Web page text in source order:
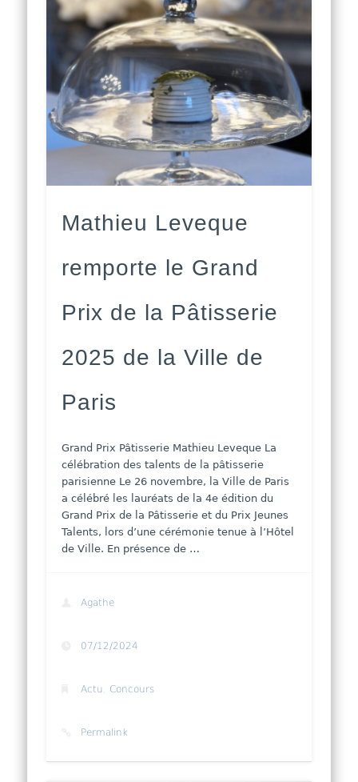
Mathieu Leveque
remporte le Grand
Prix de la Pâtisserie
2025 de la Ville de
Paris
Grand Prix Pâtisserie Mathieu Leveque La
célébration des talents de la pâtisserie
parisienne Le 26 novembre, la Ville de Paris
a célébré les lauréats de la 4e édition du
Grand Prix de la Pâtisserie et du Prix Jeunes
Talents, lors d’une cérémonie tenue à l’Hôtel
de Ville. En présence de …
Agathe
07/12/2024
Actu Concours
Permalink